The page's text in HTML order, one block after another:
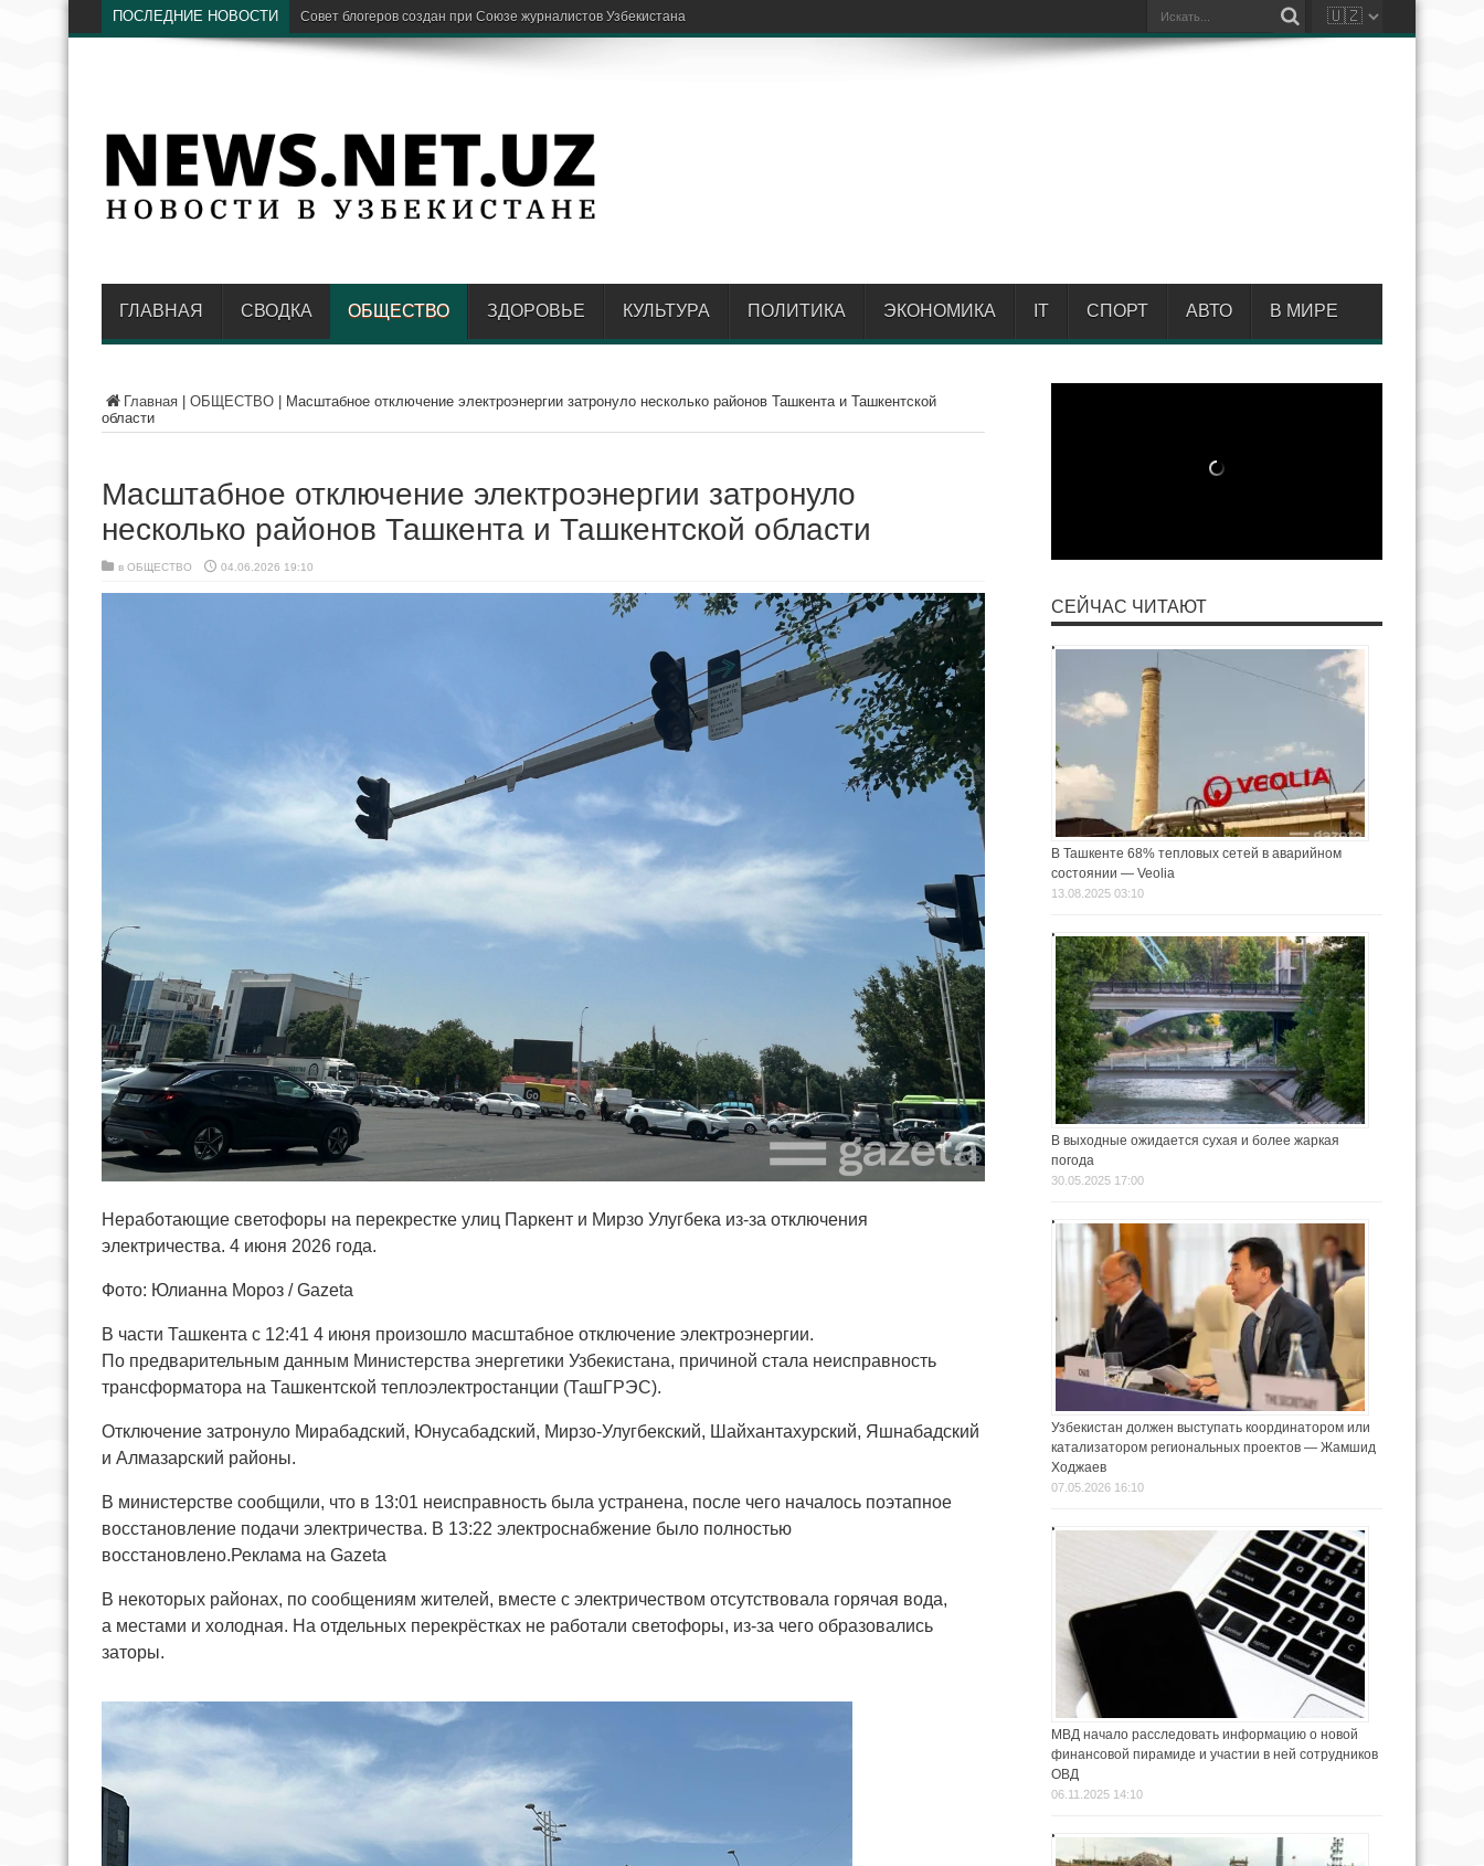
ПОСЛЕДНИЕ НОВОСТИ Предстоящая зима станет «испытательной» д
ГЛАВНАЯ СВОДКА ОБЩЕСТВО ЗДОРОВЬЕ КУЛЬТУРА ПОЛИТИКА ЭКОНОМИКА IT СПОРТ АВТО В МИРЕ
Главная ОБЩЕСТВО
Масштабное отключение электроэнергии затронуло несколько районов Ташкента и Ташкентской
области
Масштабное отключение электроэнергии затронуло
несколько районов Ташкента и Ташкентской области
в ОБЩЕСТВО 04.06.2026 19:10
Неработающие светофоры на перекрестке улиц Паркент и Мирзо Улугбека из-за отключения
электричества. 4 июня 2026 года.
Фото: Юлианна Мороз / Gazeta
В части Ташкента с 12:41 4 июня произошло масштабное отключение электроэнергии.
По предварительным данным Министерства энергетики Узбекистана, причиной стала неисправность
трансформатора на Ташкентской теплоэлектростанции (ТашГРЭС).
Отключение затронуло Мирабадский, Юнусабадский, Мирзо-Улугбекский, Шайхантахурский, Яшнабадский
и Алмазарский районы.
В министерстве сообщили, что в 13:01 неисправность была устранена, после чего началось поэтапное
восстановление подачи электричества. В 13:22 электроснабжение было полностью
восстановлено.Реклама на Gazeta
В некоторых районах, по сообщениям жителей, вместе с электричеством отсутствовала горячая вода,
а местами и холодная. На отдельных перекрёстках не работали светофоры, из-за чего образовались
заторы.
СЕЙЧАС ЧИТАЮТ
В Ташкенте 68% тепловых сетей в аварийном
состоянии — Veolia
13.08.2025 03:10
В выходные ожидается сухая и более жаркая
погода
30.05.2025 17:00
Узбекистан должен выступать координатором или
катализатором региональных проектов — Жамшид
Ходжаев
07.05.2026 16:10
МВД начало расследовать информацию о новой
финансовой пирамиде и участии в ней сотрудников
ОВД
06.11.2025 14:10